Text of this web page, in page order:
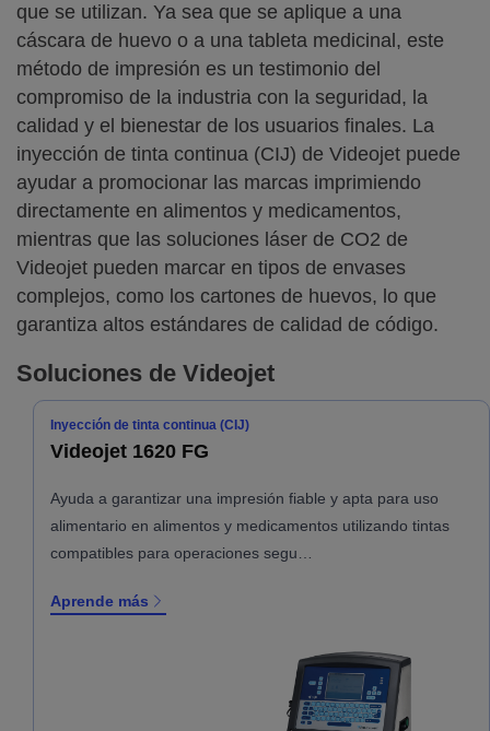
que se utilizan. Ya sea que se aplique a una
cáscara de huevo o a una tableta medicinal, este
método de impresión es un testimonio del
compromiso de la industria con la seguridad, la
calidad y el bienestar de los usuarios finales. La
inyección de tinta continua (CIJ) de Videojet puede
ayudar a promocionar las marcas imprimiendo
directamente en alimentos y medicamentos,
mientras que las soluciones láser de CO2 de
Videojet pueden marcar en tipos de envases
complejos, como los cartones de huevos, lo que
garantiza altos estándares de calidad de código.
Soluciones de Videojet
Inyección de tinta continua (CIJ)
Videojet 1620 FG
Ayuda a garantizar una impresión fiable y apta para uso
alimentario en alimentos y medicamentos utilizando tintas
compatibles para operaciones segu…
Aprende más